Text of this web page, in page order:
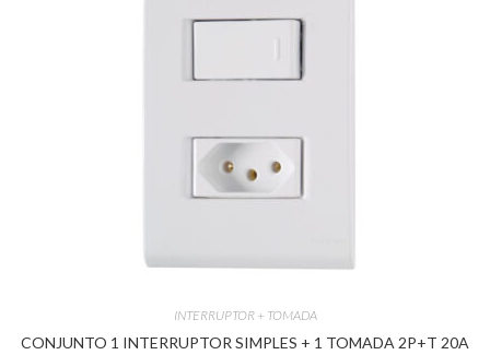
INTERRUPTOR + TOMADA
CONJUNTO 1 INTERRUPTOR SIMPLES + 1 TOMADA 2P+T 20A